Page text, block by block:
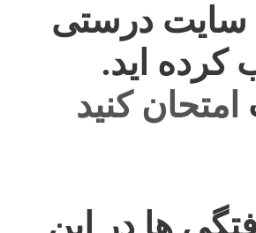
سایت درستی
کرده اید.
امتحان کنید